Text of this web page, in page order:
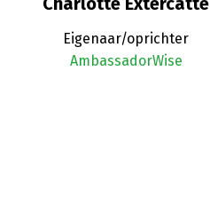
Eigenaar/oprichter
AmbassadorWise